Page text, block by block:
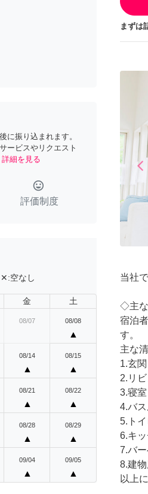
に振り込まれます。
ービスやリクエスト
詳細を見る
tag_faces
評価制度
✕:空なし
金 土
08/07 08/08
▲
08/14
▲
08/15
▲
08/21
▲
08/22
▲
08/28
▲
08/29
▲
09/04
▲
09/05
▲
まずは
arrow_back_ios
当社
◇主
宿泊
す。
主な
1.玄関
2.リ
3.寝室
4.バ
5.トイ
6.キ
7.バ
8.建
以上